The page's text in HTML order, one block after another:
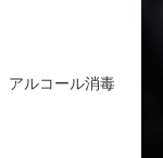
アルコール消毒